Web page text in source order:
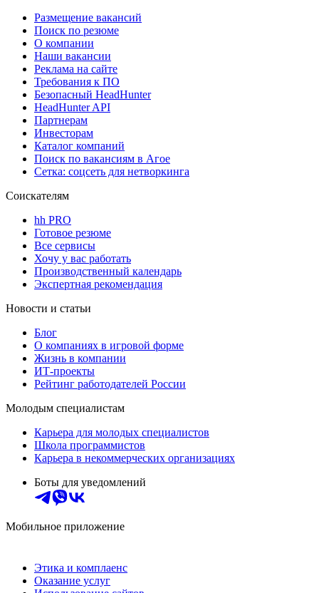
Размещение вакансий
Поиск по резюме
О компании
Наши вакансии
Реклама на сайте
Требования к ПО
Безопасный HeadHunter
HeadHunter API
Партнерам
Инвесторам
Каталог компаний
Поиск по вакансиям в Агое
Сетка: соцсеть для нетворкинга
Соискателям
hh PRO
Готовое резюме
Все сервисы
Хочу у вас работать
Производственный календарь
Экспертная рекомендация
Новости и статьи
Блог
О компаниях в игровой форме
Жизнь в компании
ИТ-проекты
Рейтинг работодателей России
Молодым специалистам
Карьера для молодых специалистов
Школа программистов
Карьера в некоммерческих организациях
Боты для уведомлений
Мобильное приложение
Этика и комплаенс
Оказание услуг